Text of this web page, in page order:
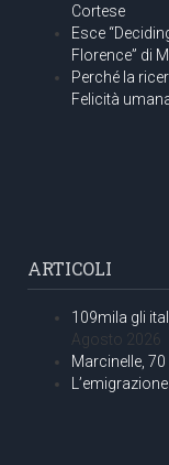
Cortese
Esce
Florence” di
Perché la
Felicità
ARTICOLI
109mila gli
Agosto 2026
Marcinelle,